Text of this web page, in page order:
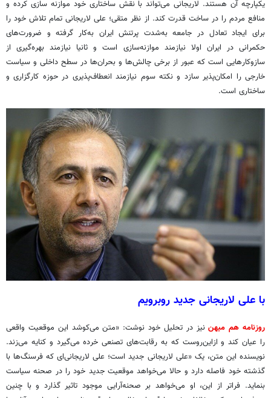
یکپارچه آن هستند. لاریجانی می‌تواند با نقش ساختاری خود موازنه سازی کرده و
منافع مردم را در ساخت قدرت کند. از نظر متقی؛ علی لاریجانی تمام تلاش خود را
برای ایجاد تعادل در جامعه به‌شدت پرتنش ایران به‌کار گرفته و ضرورت‌های
حکمرانی در ایران اولا نیازمند موازنه‌سازی است و ثانیا نیازمند بهره‌گیری از
سازوکارهایی است که عبور از برخی چالش‌ها و بحران‌ها در سطح داخلی و سیاست
خارجی را امکان‌پذیر سازد و نکته سوم نیازمند انعطاف‌پذیری در حوزه کارگزاری و
ساختاری است.
با علی لاریجانی جدید روبرویم
روزنامه هم میهننیز در تحلیل خود نوشت: «متن می‌کوشد این موقعیت واقعی
را عیان کند و ازاین‌روست که به رقابت‌های تصنعی خرده می‌گیرد و کنایه می‌زند.
نویسنده این متن، یک «علی لاریجانی جدید است؛ علی لاریجانی‌ای که فرسنگ‌ها با
گذشته خود فاصله دارد و حالا می‌خواهد موقعیت جدید خود را در صحنه سیاست
بنماید. فراتر از این، او می‌خواهد بر صحنه‌آرایی موجود تاثیر گذارد و با چنین